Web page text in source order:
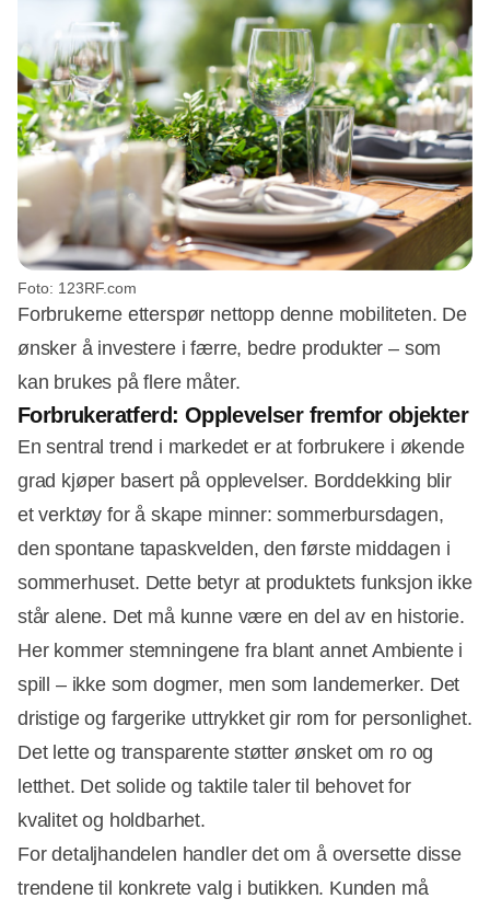
Foto: 123RF.com
Forbrukerne etterspør nettopp denne mobiliteten. De
ønsker å investere i færre, bedre produkter – som
kan brukes på flere måter.
Forbrukeratferd: Opplevelser fremfor objekter
En sentral trend i markedet er at forbrukere i økende
grad kjøper basert på opplevelser. Borddekking blir
et verktøy for å skape minner: sommerbursdagen,
den spontane tapaskvelden, den første middagen i
sommerhuset. Dette betyr at produktets funksjon ikke
står alene. Det må kunne være en del av en historie.
Her kommer stemningene fra blant annet Ambiente i
spill – ikke som dogmer, men som landemerker. Det
dristige og fargerike uttrykket gir rom for personlighet.
Det lette og transparente støtter ønsket om ro og
letthet. Det solide og taktile taler til behovet for
kvalitet og holdbarhet.
For detaljhandelen handler det om å oversette disse
trendene til konkrete valg i butikken. Kunden må